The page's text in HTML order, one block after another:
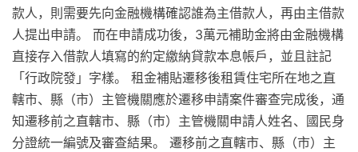
款人，則需要先向金融機構確認誰為主借款人，再由主借款
人提出申請。 而在申請成功後，3萬元補助金將由金融機構
直接存入借款人填寫的約定繳納貸款本息帳戶，並且註記
「行政院發」字樣。 租金補貼遷移後租賃住宅所在地之直
轄市、縣（市）主管機關應於遷移申請案件審查完成後，通
知遷移前之直轄市、縣（市）主管機關申請人姓名、國民身
分證統一編號及審查結果。 遷移前之直轄市、縣（市）主